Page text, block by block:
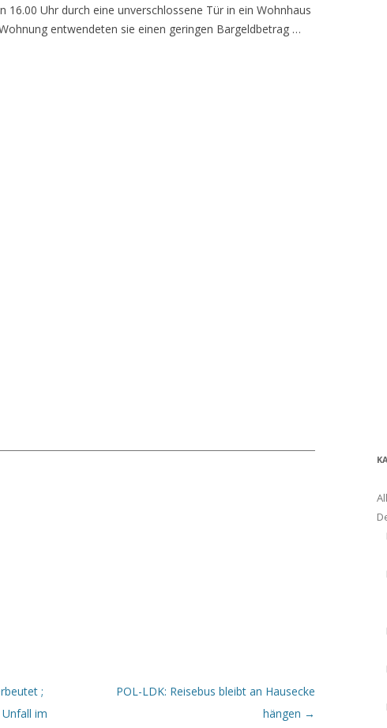
16.00 Uhr durch eine unverschlossene Tür in ein Wohnhaus
entwendeten sie einen geringen Bargeldbetrag …
;
im
POL-LDK: Reisebus bleibt an Hausecke
hängen →